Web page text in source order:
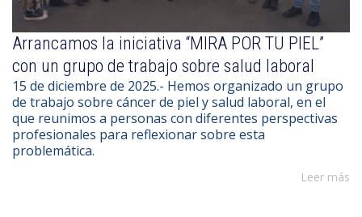
Arrancamos la iniciativa “MIRA POR TU PIEL”
con un grupo de trabajo sobre salud laboral
15 de diciembre de 2025.- Hemos organizado un grupo
de trabajo sobre cáncer de piel y salud laboral, en el
que reunimos a personas con diferentes perspectivas
profesionales para reflexionar sobre esta
problemática.
Leer más